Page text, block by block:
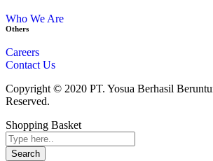
Who We Are
Others
Careers
Contact Us
Copyright © 2020 PT. Yosua Berhasil
Reserved.
Shopping Basket